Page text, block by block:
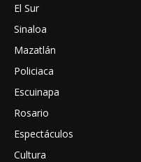
El Sur
Sinaloa
Mazatlán
Policiaca
Escuinapa
Rosario
Espectáculos
Cultura